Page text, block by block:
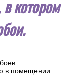
котором
в помещении.